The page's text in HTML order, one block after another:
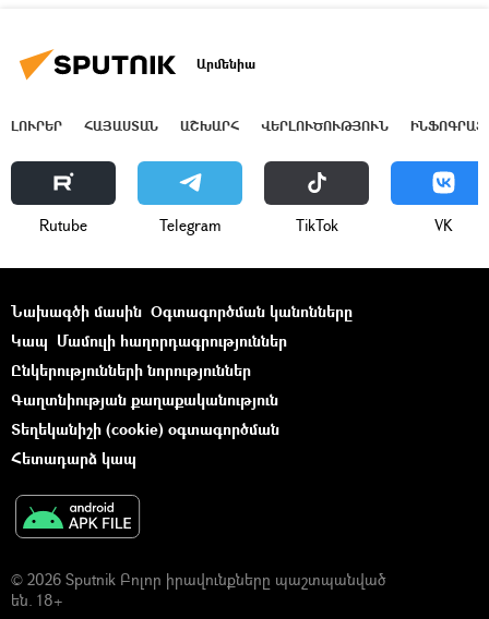
Արմենիա
ԼՈՒՐԵՐ ՀԱՅԱՍՏԱՆ ԱՇԽԱՐՀ ՎԵՐԼՈՒԾՈՒԹՅՈՒՆ
Rutube Telegram ТikТоk VK
Նախագծի մասին Օգտագործման կանոնները
Կապ Մամուլի հաղորդագրություններ
Ընկերությունների նորություններ
Գաղտնիության քաղաքականություն
Տեղեկանիշի (cookie) օգտագործման
Հետադարձ կապ
© 2026 Sputnik Բոլոր իրավունքները պաշտպանված
են. 18+